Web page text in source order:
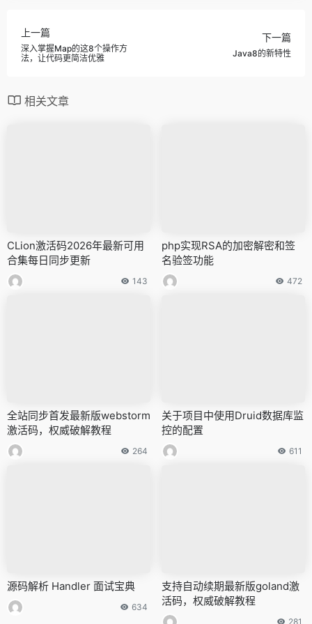
上一篇
深入掌握Map的这8个操作方
法，让代码更简洁优雅
下一篇
Java8的新特性
相关文章
CLion激活码2026年最新可用
合集每日同步更新
143
php实现RSA的加密解密和签
名验签功能
472
全站同步首发最新版webstorm
激活码，权威破解教程
264
关于项目中使用Druid数据库监
控的配置
611
源码解析 Handler 面试宝典
634
支持自动续期最新版goland激
活码，权威破解教程
281